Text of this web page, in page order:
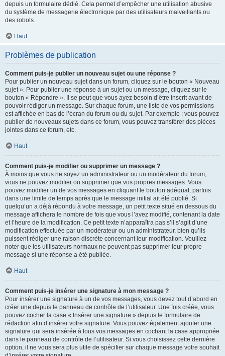
depuis un formulaire dédié. Cela permet d’empêcher une utilisation abusive
du système de messagerie électronique par des utilisateurs malveillants ou
des robots.
Haut
Problèmes de publication
Comment puis-je publier un nouveau sujet ou une réponse ?
Pour publier un nouveau sujet dans un forum, cliquez sur le bouton « Nouveau
sujet ». Pour publier une réponse à un sujet ou un message, cliquez sur le
bouton « Répondre ». Il se peut que vous ayez besoin d’être inscrit avant de
pouvoir rédiger un message. Sur chaque forum, une liste de vos permissions
est affichée en bas de l’écran du forum ou du sujet. Par exemple : vous pouvez
publier de nouveaux sujets dans ce forum, vous pouvez transférer des pièces
jointes dans ce forum, etc.
Haut
Comment puis-je modifier ou supprimer un message ?
À moins que vous ne soyez un administrateur ou un modérateur du forum,
vous ne pouvez modifier ou supprimer que vos propres messages. Vous
pouvez modifier un de vos messages en cliquant le bouton adéquat, parfois
dans une limite de temps après que le message initial ait été publié. Si
quelqu’un a déjà répondu à votre message, un petit texte situé en dessous du
message affichera le nombre de fois que vous l’avez modifié, contenant la date
et l’heure de la modification. Ce petit texte n’apparaîtra pas s’il s’agit d’une
modification effectuée par un modérateur ou un administrateur, bien qu’ils
puissent rédiger une raison discrète concernant leur modification. Veuillez
noter que les utilisateurs normaux ne peuvent pas supprimer leur propre
message si une réponse a été publiée.
Haut
Comment puis-je insérer une signature à mon message ?
Pour insérer une signature à un de vos messages, vous devez tout d’abord en
créer une depuis le panneau de contrôle de l’utilisateur. Une fois créée, vous
pouvez cocher la case « Insérer une signature » depuis le formulaire de
rédaction afin d’insérer votre signature. Vous pouvez également ajouter une
signature qui sera insérée à tous vos messages en cochant la case appropriée
dans le panneau de contrôle de l’utilisateur. Si vous choisissez cette dernière
option, il ne vous sera plus utile de spécifier sur chaque message votre souhait